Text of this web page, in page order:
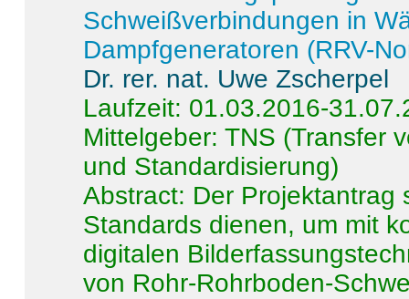
Schweißverbindungen in
Dampfgeneratoren (RRV-
Dr. rer. nat. Uwe Zscherpel
Laufzeit: 01.03.2016-
Mittelgeber: TNS (Transfer
und Standardisierung)
Abstract: Der Projektantrag
Standards dienen, um mit
digitalen
von Rohr-Rohrboden-